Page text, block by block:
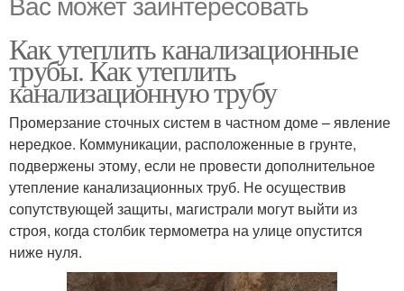
Как утеплить канализационные
трубы. Как утеплить
канализационную трубу
Промерзание сточных систем в частном доме – явление
нередкое. Коммуникации, расположенные в грунте,
подвержены этому, если не провести дополнительное
утепление канализационных труб. Не осуществив
сопутствующей защиты, магистрали могут выйти из
строя, когда столбик термометра на улице опустится
ниже нуля.